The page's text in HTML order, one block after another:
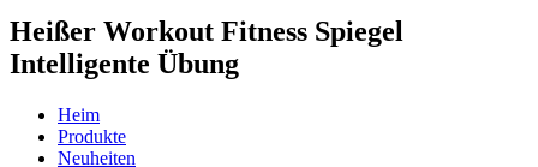
Heißer Workout Fitness Spiegel
Intelligente Übung
Heim
Produkte
Neuheiten